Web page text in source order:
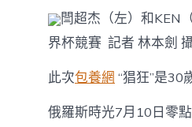
閆超杰（左）和KEN
界杯競賽 記者 林本劍
此次包養網 “猖狂”是30
俄羅斯時光7月10日零